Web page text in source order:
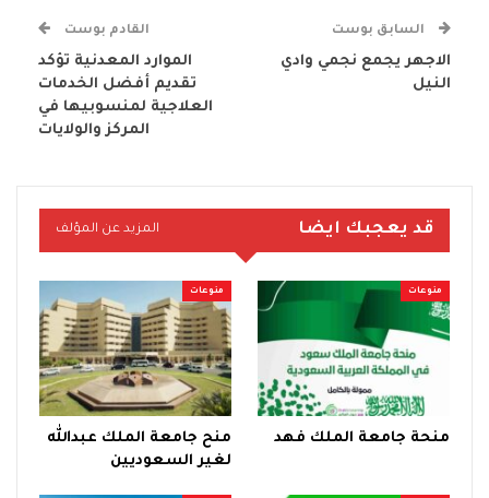
السابق بوست
الاجهر يجمع نجمي وادي
النيل
القادم بوست
الموارد المعدنية تؤكد
تقديم أفضل الخدمات
العلاجية لمنسوبيها في
المركز والولايات
قد يعجبك ايضا المزيد عن المؤلف
منوعات
منحة جامعة الملك فهد
منوعات
منح جامعة الملك عبدالله
لغير السعوديين